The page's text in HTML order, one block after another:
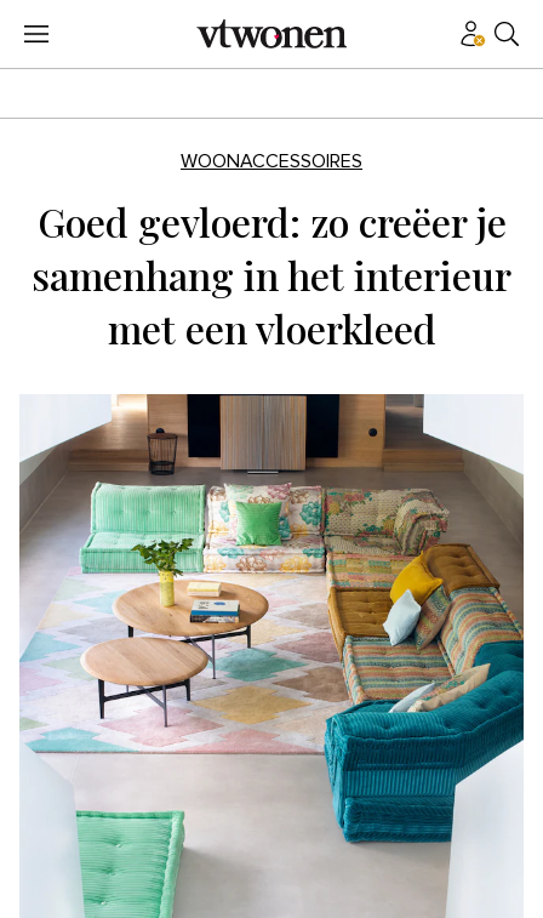
WOONACCESSOIRES
Goed gevloerd: zo creëer je
samenhang in het interieur
met een vloerkleed